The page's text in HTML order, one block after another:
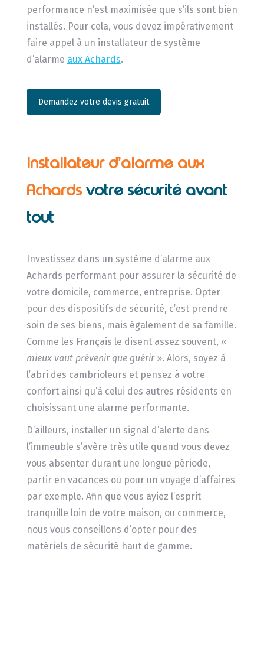
performance n’est maximisée que s’ils sont bien
installés. Pour cela, vous devez impérativement
faire appel à un installateur de système
d’alarme aux Achards.
Demandez votre devis gratuit
Installateur d’alarme aux
Achards votre sécurité avant
tout
Investissez dans un système d’alarme aux
Achards performant pour assurer la sécurité de
votre domicile, commerce, entreprise. Opter
pour des dispositifs de sécurité, c’est prendre
soin de ses biens, mais également de sa famille.
Comme les Français le disent assez souvent, «
mieux vaut prévenir que guérir». Alors, soyez à
l’abri des cambrioleurs et pensez à votre
confort ainsi qu’à celui des autres résidents en
choisissant une alarme performante.
D’ailleurs, installer un signal d’alerte dans
l’immeuble s’avère très utile quand vous devez
vous absenter durant une longue période,
partir en vacances ou pour un voyage d’affaires
par exemple. Afin que vous ayiez l’esprit
tranquille loin de votre maison, ou commerce,
nous vous conseillons d’opter pour des
matériels de sécurité haut de gamme.